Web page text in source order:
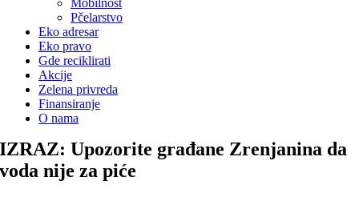
Mobilnost
Pčelarstvo
Eko adresar
Eko pravo
Gde reciklirati
Akcije
Zelena privreda
Finansiranje
O nama
IZRAZ: Upozorite građane Zrenjanina da
voda nije za piće